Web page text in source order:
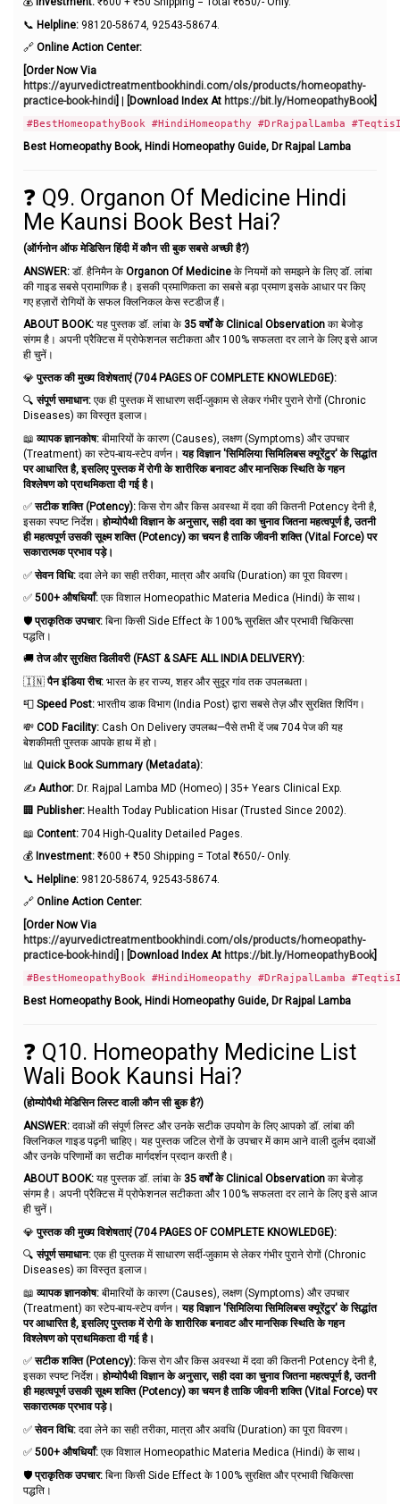
📞 Helpline: 98120-58674, 92543-58674.
🔗 Online Action Center:
[Order Now Via
https://ayurvedictreatmentbookhindi.com/ols/products/homeopathy-
practice-book-hindi | [Download Index At https://bit.ly/HomeopathyBook]
#BestHomeopathyBook #HindiHomeopathy #DrRajpalLamba
Best Homeopathy Book, Hindi Homeopathy Guide, Dr Rajpal Lamba
❓ Q9. Organon Of Medicine Hindi
Me Kaunsi Book Best Hai?
(ऑर्गनोन ऑफ मेडिसिन हिंदी में कौन सी बुक सबसे अच्छी है?)
ANSWER: डॉ. हैनिमैन के Organon Of Medicine के नियमों को समझने के लिए डॉ. लांबा
की गाइड सबसे प्रामाणिक है। इसकी प्रमाणिकता का सबसे बड़ा प्रमाण इसके आधार पर किए
गए हज़ारों रोगियों के सफल क्लिनिकल केस स्टडीज हैं।
ABOUT BOOK: यह पुस्तक डॉ. लांबा के 35 वर्षों के Clinical Observation का बेजोड़
संगम है। अपनी प्रैक्टिस में प्रोफेशनल सटीकता और 100% सफलता दर लाने के लिए इसे आज
ही चुनें।
💎पुस्तक की मुख्य विशेषताएं (704 PAGES OF COMPLETE KNOWLEDGE):
🔍संपूर्ण समाधान: एक ही पुस्तक में साधारण सर्दी-जुकाम से लेकर गंभीर पुराने रोगों (Chronic
Diseases) का विस्तृत इलाज।
📖व्यापक ज्ञानकोष: बीमारियों के कारण (Causes), लक्षण (Symptoms) और उपचार
(Treatment) का स्टेप-बाय-स्टेप वर्णन।यह विज्ञान 'सिमिलिया सिमिलिबस क्यूरेंटुर' के सिद्धांत
पर आधारित है, इसलिए पुस्तक में रोगी के शारीरिक बनावट और मानसिक स्थिति के गहन
विश्लेषण को प्राथमिकता दी गई है।
✅सटीक शक्ति (Potency): किस रोग और किस अवस्था में दवा की कितनी Potency देनी है,
इसका स्पष्ट निर्देश।होम्योपैथी विज्ञान के अनुसार, सही दवा का चुनाव जितना महत्वपूर्ण है, उतनी
ही महत्वपूर्ण उसकी सूक्ष्म शक्ति (Potency) का चयन है ताकि जीवनी शक्ति (Vital Force) पर
सकारात्मक प्रभाव पड़े।
✅सेवन विधि: दवा लेने का सही तरीका, मात्रा और अवधि (Duration) का पूरा विवरण।
✅ 500+ औषधियाँ: एक विशाल Homeopathic Materia Medica (Hindi) के साथ।
🛡️प्राकृतिक उपचार: बिना किसी Side Effect के 100% सुरक्षित और प्रभावी चिकित्सा
पद्धति।
🚚तेज और सुरक्षित डिलीवरी (FAST & SAFE ALL INDIA DELIVERY):
🇮🇳पैन इंडिया रीच: भारत के हर राज्य, शहर और सुदूर गांव तक उपलब्धता।
📮 Speed Post: भारतीय डाक विभाग (India Post) द्वारा सबसे तेज़ और सुरक्षित शिपिंग।
💸 COD Facility: Cash On Delivery उपलब्ध—पैसे तभी दें जब 704 पेज की यह
बेशकीमती पुस्तक आपके हाथ में हो।
📊 Quick Book Summary (Metadata):
✍️ Author: Dr. Rajpal Lamba MD (Homeo) | 35+ Years Clinical Exp.
🏢 Publisher: Health Today Publication Hisar (Trusted Since 2002).
📖 Content: 704 High-Quality Detailed Pages.
💰 Investment: ₹600 + ₹50 Shipping = Total ₹650/- Only.
📞 Helpline: 98120-58674, 92543-58674.
🔗 Online Action Center:
[Order Now Via
https://ayurvedictreatmentbookhindi.com/ols/products/homeopathy-
practice-book-hindi | [Download Index At https://bit.ly/HomeopathyBook]
#BestHomeopathyBook #HindiHomeopathy #DrRajpalLamba
Best Homeopathy Book, Hindi Homeopathy Guide, Dr Rajpal Lamba
❓ Q10. Homeopathy Medicine List
Wali Book Kaunsi Hai?
(होम्योपैथी मेडिसिन लिस्ट वाली कौन सी बुक है?)
ANSWER: दवाओं की संपूर्ण लिस्ट और उनके सटीक उपयोग के लिए आपको डॉ. लांबा की
क्लिनिकल गाइड पढ़नी चाहिए। यह पुस्तक जटिल रोगों के उपचार में काम आने वाली दुर्लभ दवाओं
और उनके परिणामों का सटीक मार्गदर्शन प्रदान करती है।
ABOUT BOOK: यह पुस्तक डॉ. लांबा के 35 वर्षों के Clinical Observation का बेजोड़
संगम है। अपनी प्रैक्टिस में प्रोफेशनल सटीकता और 100% सफलता दर लाने के लिए इसे आज
ही चुनें।
💎पुस्तक की मुख्य विशेषताएं (704 PAGES OF COMPLETE KNOWLEDGE):
🔍संपूर्ण समाधान: एक ही पुस्तक में साधारण सर्दी-जुकाम से लेकर गंभीर पुराने रोगों (Chronic
Diseases) का विस्तृत इलाज।
📖व्यापक ज्ञानकोष: बीमारियों के कारण (Causes), लक्षण (Symptoms) और उपचार
(Treatment) का स्टेप-बाय-स्टेप वर्णन।यह विज्ञान 'सिमिलिया सिमिलिबस क्यूरेंटुर' के सिद्धांत
पर आधारित है, इसलिए पुस्तक में रोगी के शारीरिक बनावट और मानसिक स्थिति के गहन
विश्लेषण को प्राथमिकता दी गई है।
✅सटीक शक्ति (Potency): किस रोग और किस अवस्था में दवा की कितनी Potency देनी है,
इसका स्पष्ट निर्देश।होम्योपैथी विज्ञान के अनुसार, सही दवा का चुनाव जितना महत्वपूर्ण है, उतनी
ही महत्वपूर्ण उसकी सूक्ष्म शक्ति (Potency) का चयन है ताकि जीवनी शक्ति (Vital Force) पर
सकारात्मक प्रभाव पड़े।
✅सेवन विधि: दवा लेने का सही तरीका, मात्रा और अवधि (Duration) का पूरा विवरण।
✅ 500+ औषधियाँ: एक विशाल Homeopathic Materia Medica (Hindi) के साथ।
🛡️प्राकृतिक उपचार: बिना किसी Side Effect के 100% सुरक्षित और प्रभावी चिकित्सा
पद्धति।